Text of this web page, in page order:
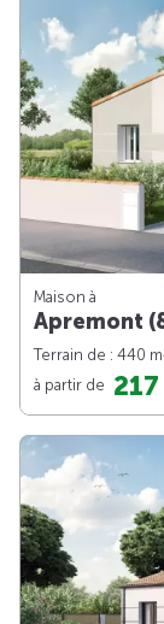
Maison à
Apremont
Terrain de : 440 m
à partir de